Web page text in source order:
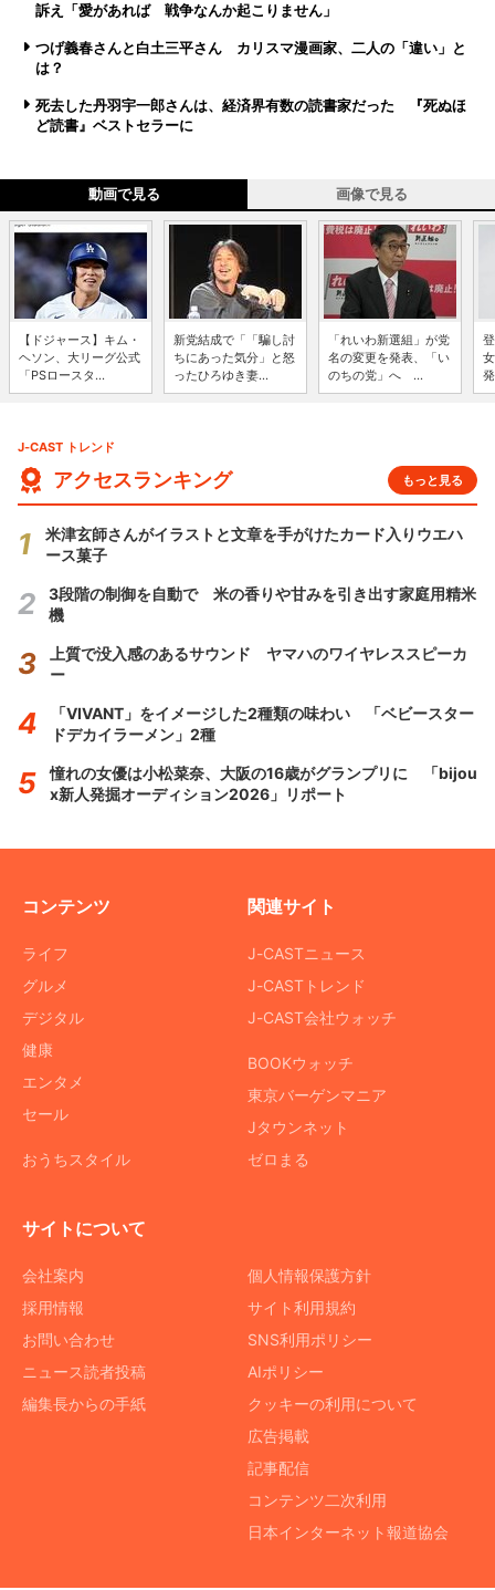
訴え「愛があれば 戦争なんか起こりません」
つげ義春さんと白土三平さん カリスマ漫画家、二人の「違い」と
は？
死去した丹羽宇一郎さんは、経済界有数の読書家だった 『死ぬほ
ど読書』ベストセラーに
動画で見る 画像で見る
【ドジャース】キム・
ヘソン、大リーグ公式
「PSロースタ...
新党結成で「「騙し討
ちにあった気分」と怒
ったひろゆき妻...
「れいわ新選組」が党
名の変更を発表、「い
のちの党」へ ...
J-CAST トレンド
アクセスランキング もっと見る
米津玄師さんがイラストと文章を手がけたカード入りウエハ
ース菓子
3段階の制御を自動で 米の香りや甘みを引き出す家庭用精米
機
上質で没入感のあるサウンド ヤマハのワイヤレススピーカ
ー
「VIVANT」をイメージした2種類の味わい 「ベビースター
ドデカイラーメン」2種
憧れの女優は小松菜奈、大阪の16歳がグランプリに 「bijou
x新人発掘オーディション2026」リポート
コンテンツ
ライフ
グルメ
デジタル
健康
エンタメ
セール
おうちスタイル
関連サイト
J-CASTニュース
J-CASTトレンド
J-CAST会社ウォッチ
BOOKウォッチ
東京バーゲンマニア
Jタウンネット
ゼロまる
サイトについて
会社案内
採用情報
お問い合わせ
ニュース読者投稿
編集長からの手紙
個人情報保護方針
サイト利用規約
SNS利用ポリシー
AIポリシー
クッキーの利用について
広告掲載
記事配信
コンテンツ二次利用
日本インターネット報道協会